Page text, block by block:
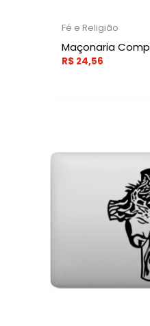
Fé e Religião
Maçonaria
R$ 24,56